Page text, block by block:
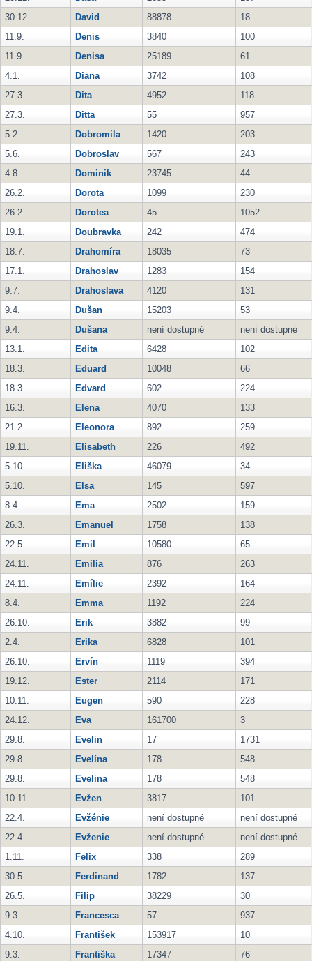
30.12.
David 88878
18
11.9.
Denis 3840
100
11.9.
Denisa 25189
61
4.1.
Diana 3742
108
27.3.
Dita 4952
118
27.3.
Ditta 55
957
5.2.
Dobromila 1420
203
5.6.
Dobroslav 567
243
4.8.
Dominik 23745
44
26.2.
Dorota 1099
230
26.2.
Dorotea 45
1052
19.1.
Doubravka 242
474
18.7.
Drahomíra 18035
73
17.1.
Drahoslav 1283
154
9.7.
Drahoslava 4120
131
9.4.
Dušan 15203
53
9.4.
Dušana není dostupné
není dostupné
13.1.
Edita 6428
102
18.3.
Eduard 10048
66
18.3.
Edvard 602
224
16.3.
Elena 4070
133
21.2.
Eleonora 892
259
19.11.
Elisabeth 226
492
5.10.
Eliška 46079
34
5.10.
Elsa 145
597
8.4.
Ema 2502
159
26.3.
Emanuel 1758
138
22.5.
Emil 10580
65
24.11.
Emilia 876
263
24.11.
Emílie 2392
164
8.4.
Emma 1192
224
26.10.
Erik 3882
99
2.4.
Erika 6828
101
26.10.
Ervín 1119
394
19.12.
Ester 2114
171
10.11.
Eugen 590
228
24.12.
Eva 161700
3
29.8.
Evelin 17
1731
29.8.
Evelína 178
548
29.8.
Evelina 178
548
10.11.
Evžen 3817
101
22.4.
Evžénie není dostupné
není dostupné
22.4.
Evženie není dostupné
není dostupné
1.11.
Felix 338
289
30.5.
Ferdinand 1782
137
26.5.
Filip 38229
30
9.3.
Francesca 57
937
4.10.
František 153917
10
9.3.
Františka 17347
76